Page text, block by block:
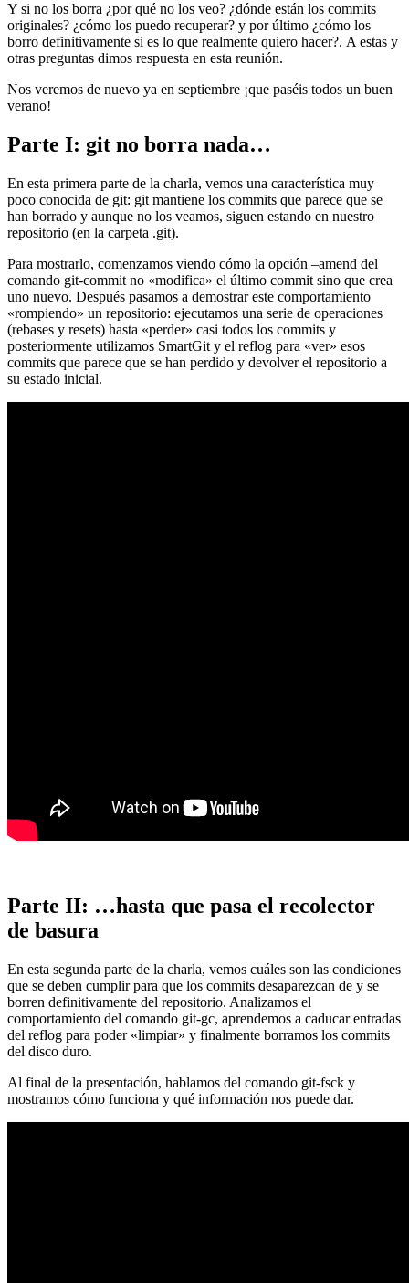
Y si no los borra ¿por qué no los veo? ¿dónde están los commits
originales? ¿cómo los puedo recuperar? y por último ¿cómo los
borro definitivamente si es lo que realmente quiero hacer?. A estas y
otras preguntas dimos respuesta en esta reunión.
Nos veremos de nuevo ya en septiembre ¡que paséis todos un buen
verano!
Parte I: git no borra nada…
En esta primera parte de la charla, vemos una característica muy
poco conocida de git: git mantiene los commits que parece que se
han borrado y aunque no los veamos, siguen estando en nuestro
repositorio (en la carpeta .git).
Para mostrarlo, comenzamos viendo cómo la opción –amend del
comando git-commit no «modifica» el último commit sino que crea
uno nuevo. Después pasamos a demostrar este comportamiento
«rompiendo» un repositorio: ejecutamos una serie de operaciones
(rebases y resets) hasta «perder» casi todos los commits y
posteriormente utilizamos SmartGit y el reflog para «ver» esos
commits que parece que se han perdido y devolver el repositorio a
su estado inicial.
Parte II: …hasta que pasa el recolector
de basura
En esta segunda parte de la charla, vemos cuáles son las condiciones
que se deben cumplir para que los commits desaparezcan de y se
borren definitivamente del repositorio. Analizamos el
comportamiento del comando git-gc, aprendemos a caducar entradas
del reflog para poder «limpiar» y finalmente borramos los commits
del disco duro.
Al final de la presentación, hablamos del comando git-fsck y
mostramos cómo funciona y qué información nos puede dar.